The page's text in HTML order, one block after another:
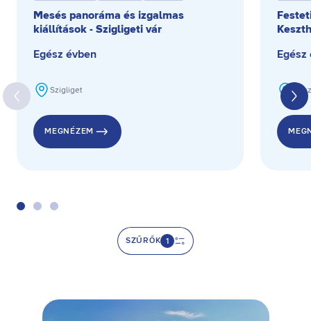
Mesés panoráma és izgalmas
kiállítások - Szigligeti vár
Egész évben
Szigliget
MEGNÉZEM
Egész
SZŰRŐK 1